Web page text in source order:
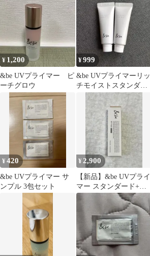
¥ 1,200
&be UVプライマー ピ
ーチグロウ
¥999
&be UVプライマーリッ
チモイストスタンダー
¥420
&be UVプライマー サ
ンプル 3包セット
¥ 2,900
【新品】&be UVプライ
マー スタンダード+お
まけ(ピーチグロウ1回